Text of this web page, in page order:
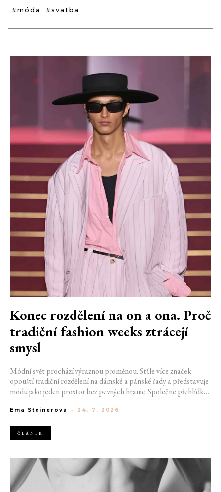
#móda
#svatba
Konec rozdělení na on a ona. Proč
tradiční fashion weeks ztrácejí
smysl
Módní svět prochází výraznou proměnou. Stále více značek
opouští tradiční rozdělení na dámské a pánské řady a představuje
módu jako jeden prostor bez pevných hranic. Společné přehlídky,
klasické týdny módy mohou brzy vypadat úplně jinak.
Ema Steinerová - 24. 7. 2026
ČLÁNEK